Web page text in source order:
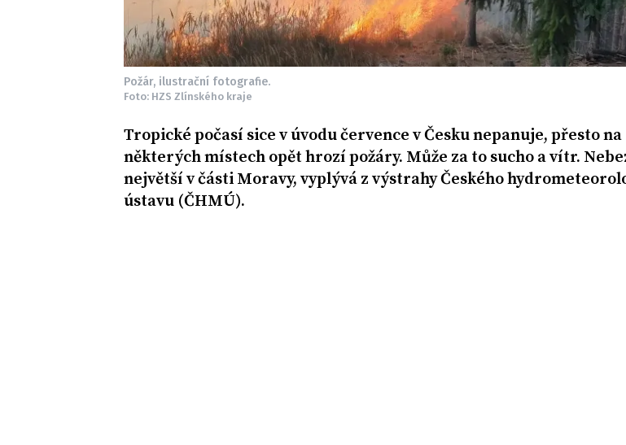
Požár, ilustrační fotografie.
Foto: HZS Zlínského kraje
Tropické počasí sice v úvodu července v Česku nepanuje, přesto na
některých místech opět hrozí požáry. Může za to sucho a vítr.
největší v části Moravy, vyplývá z výstrahy Českého
ústavu (ČHMÚ).